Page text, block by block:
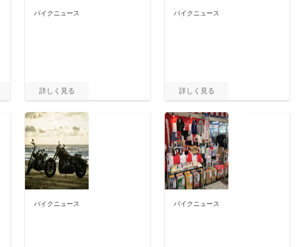
バイクニュース バイクニュース
バイクニュース バイクニュース